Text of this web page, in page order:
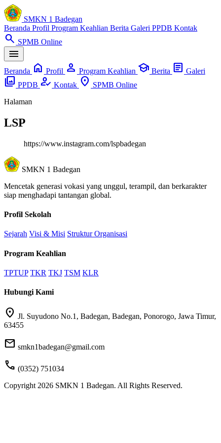
SMKN 1 Badegan
Beranda Profil Program Keahlian Berita Galeri PPDB Kontak
search SPMB Online
menu
Beranda home Profil person Program Keahlian school Berita article Galeri
photo_library PPDB how_to_reg Kontak location_on SPMB Online
Halaman
LSP
https://www.instagram.com/lspbadegan
SMKN 1 Badegan
Mencetak generasi vokasi yang unggul, terampil, dan berkarakter
siap menghadapi tantangan global.
Profil Sekolah
Sejarah Visi & Misi Struktur Organisasi
Program Keahlian
TPTUP TKR TKJ TSM KLR
Hubungi Kami
location_on Jl. Suyudono No.1, Badegan, Badegan, Ponorogo, Jawa Timur,
63455
mail smkn1badegan@gmail.com
call (0352) 751034
Copyright 2026 SMKN 1 Badegan. All Rights Reserved.